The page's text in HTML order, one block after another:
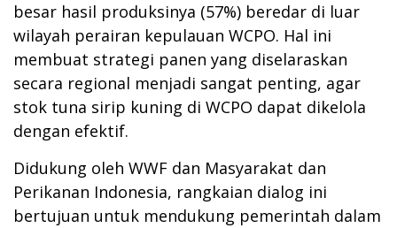
besar hasil produksinya (57%) beredar di luar
wilayah perairan kepulauan WCPO. Hal ini
membuat strategi panen yang diselaraskan
secara regional menjadi sangat penting, agar
stok tuna sirip kuning di WCPO dapat dikelola
dengan efektif.
Didukung oleh WWF dan Masyarakat dan
Perikanan Indonesia, rangkaian dialog ini
bertujuan untuk mendukung pemerintah dalam